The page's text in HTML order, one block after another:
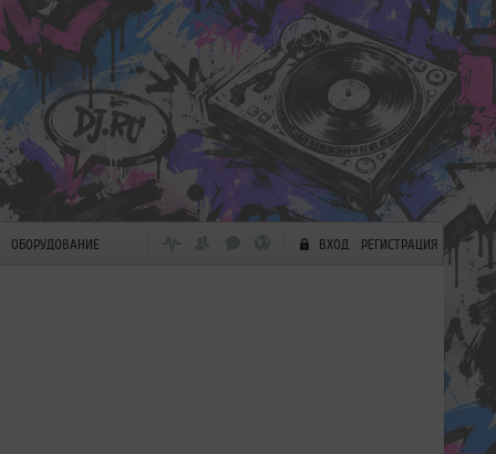
ОБОРУДОВАНИЕ ВХОД РЕГИСТРАЦИЯ